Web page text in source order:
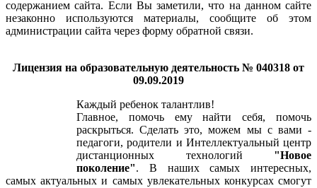
содержанием сайта. Если Вы заметили, что на данном сайте
незаконно используются материалы, сообщите об этом
администрации сайта через форму обратной связи.
Лицензия на образовательную деятельность № 040318 от
09.09.2019
Каждый ребенок талантлив!
Главное, помочь ему найти себя, помочь
раскрыться. Сделать это, можем мы с вами -
педагоги, родители и Интеллектуальный центр
дистанционных технологий
"Новое
поколение" . В наших самых интересных,